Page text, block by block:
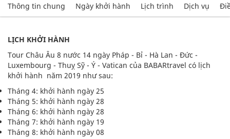
Thông tin chung Ngày khởi hành Lịch trình Dịch vụ
LỊCH KHỞI HÀNH
Tour Châu Âu 8 nước 14 ngày Pháp - Bỉ - Hà Lan - Đức -
Luxembourg - Thuỵ Sỹ - Ý - Vatican của BABARtravel có lịch
khởi hành năm 2019 như sau:
Tháng 4: khởi hành ngày 25
Tháng 5: khởi hành ngày 28
Tháng 6: khởi hành ngày 28
Tháng 7: khởi hành ngày 19
Tháng 8: khởi hành ngày 08